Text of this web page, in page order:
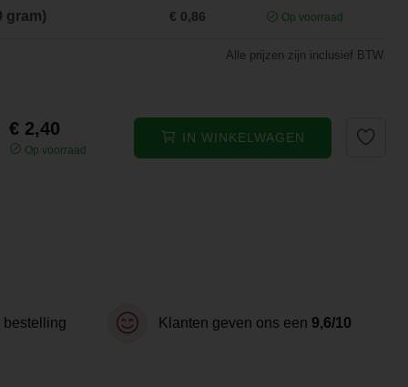
gram) € 0,86 Op voorraad
Alle prijzen zijn inclusief BTW.
€ 2,40
Op voorraad
IN WINKELWAGEN
bestelling Klanten geven ons een 9,6/10